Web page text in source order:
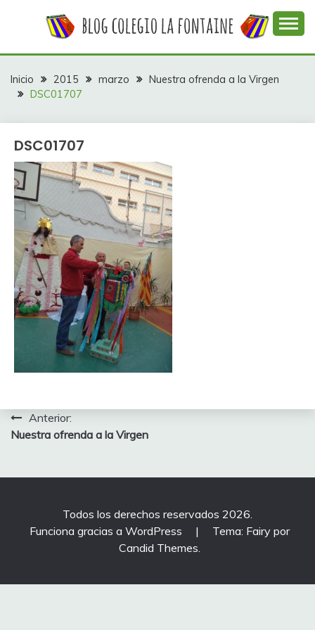
COLEGIO LA
FONTAINE
colegio La Fontaine
Inicio 2015 marzo
Nuestra ofrenda a la Virgen
DSC01707
DSC01707
Navegación
de
entradas
Anterior:
Nuestra ofrenda a la Virgen
Todos los derechos reservados 2026.
Funciona gracias a WordPress
|
Tema: Fairy por
Candid Themes